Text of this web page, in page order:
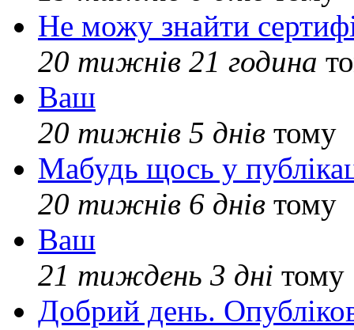
Не можу знайти
20 тижнів 21 година
Ваш
20 тижнів 5 днів тому
Мабудь щось у
20 тижнів 6 днів тому
Ваш
21 тиждень 3 дні тому
Добрий день.